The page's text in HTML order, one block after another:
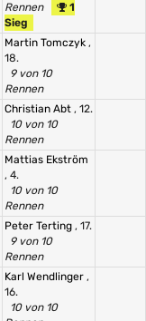
Rennen
1
Sieg
Martin Tomczyk ,
18.
9 von 10
Rennen
Christian Abt , 12.
10 von 10
Rennen
Mattias Ekström
, 4.
10 von 10
Rennen
Peter Terting , 17.
9 von 10
Rennen
Karl Wendlinger ,
16.
10 von 10